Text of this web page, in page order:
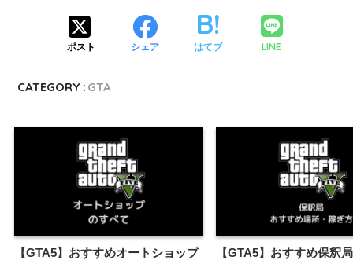
ポスト シェア はてブ LINE
CATEGORY : GTA
【GTA5】おすすめオートショップ
【GTA5】おすすめ保釈